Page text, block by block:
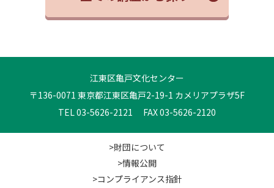
江東区亀戸文化センター
〒136-0071 東京都江東区亀戸2-19-1 カメリアプラザ5F
TEL 03-5626-2121 FAX 03-5626-2120
>財団について
>情報公開
>コンプライアンス指針